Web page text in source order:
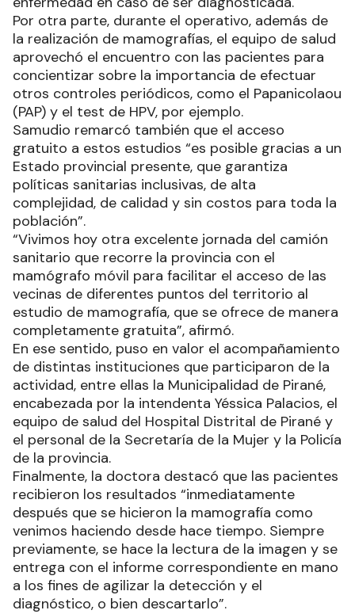
Por otra parte, durante el operativo, además de
la realización de mamografías, el equipo de salud
aprovechó el encuentro con las pacientes para
concientizar sobre la importancia de efectuar
otros controles periódicos, como el Papanicolaou
(PAP) y el test de HPV, por ejemplo.
Samudio remarcó también que el acceso
gratuito a estos estudios “es posible gracias a un
Estado provincial presente, que garantiza
políticas sanitarias inclusivas, de alta
complejidad, de calidad y sin costos para toda la
población”.
“Vivimos hoy otra excelente jornada del camión
sanitario que recorre la provincia con el
mamógrafo móvil para facilitar el acceso de las
vecinas de diferentes puntos del territorio al
estudio de mamografía, que se ofrece de manera
completamente gratuita”, afirmó.
En ese sentido, puso en valor el acompañamiento
de distintas instituciones que participaron de la
actividad, entre ellas la Municipalidad de Pirané,
encabezada por la intendenta Yéssica Palacios, el
equipo de salud del Hospital Distrital de Pirané y
el personal de la Secretaría de la Mujer y la Policía
de la provincia.
Finalmente, la doctora destacó que las pacientes
recibieron los resultados “inmediatamente
después que se hicieron la mamografía como
venimos haciendo desde hace tiempo. Siempre
previamente, se hace la lectura de la imagen y se
entrega con el informe correspondiente en mano
a los fines de agilizar la detección y el
diagnóstico, o bien descartarlo”.